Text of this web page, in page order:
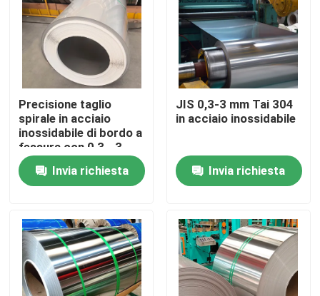
Prodotti
Video
Su di noi
Visita alla fabbrica
Precisione taglio
spirale in acciaio
inossidabile di bordo a
fessura con 0,3 - 3
mm
Invia richiesta
JIS 0,3-3 mm Tai 304
in acciaio inossidabile
Invia richiesta